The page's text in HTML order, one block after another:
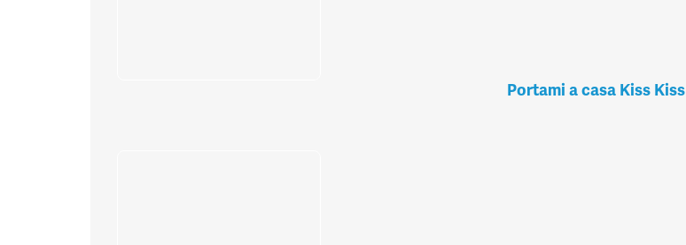
Portami a casa Kiss Kiss